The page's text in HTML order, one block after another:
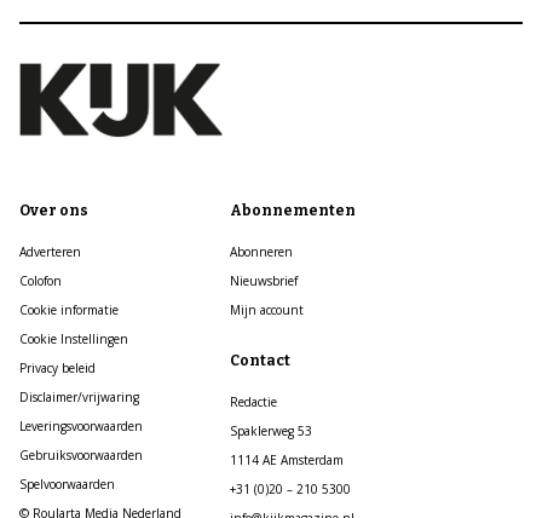
Over ons
Adverteren
Colofon
Cookie informatie
Cookie Instellingen
Privacy beleid
Disclaimer/vrijwaring
Leveringsvoorwaarden
Gebruiksvoorwaarden
Spelvoorwaarden
© Roularta Media Nederland
Abonnementen
Abonneren
Nieuwsbrief
Mijn account
Contact
Redactie
Spaklerweg 53
1114 AE Amsterdam
+31 (0)20 – 210 5300